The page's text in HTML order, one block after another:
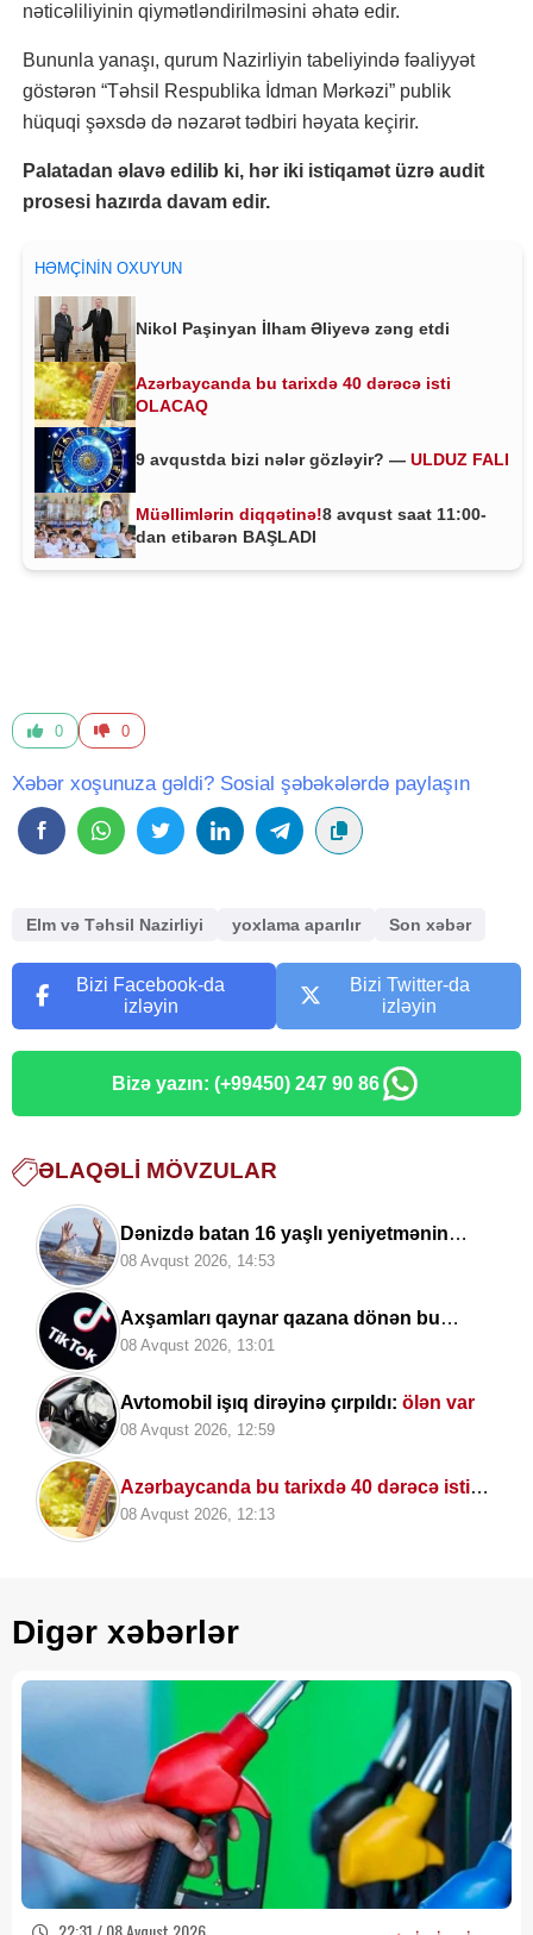
nəticəliliyinin qiymətləndirilməsini əhatə edir.
Bununla yanaşı, qurum Nazirliyin tabeliyində fəaliyyət
göstərən “Təhsil Respublika İdman Mərkəzi” publik
hüquqi şəxsdə də nəzarət tədbiri həyata keçirir.
Palatadan əlavə edilib ki, hər iki istiqamət üzrə audit
prosesi hazırda davam edir.
HƏMÇININ OXUYUN
Nikol Paşinyan İlham Əliyevə zəng etdi
Azərbaycanda bu tarixdə 40 dərəcə isti
OLACAQ
9 avqustda bizi nələr gözləyir? — ULDUZ FALI
Müəllimlərin diqqətinə!8 avqust saat 11:00-
dan etibarən BAŞLADI
0 0
Xəbər xoşunuza gəldi? Sosial şəbəkələrdə paylaşın
Elm və Təhsil Nazirliyi yoxlama aparılır Son xəbər
Bizi Facebook-da
izləyin
Bizi Twitter-da
izləyin
Bizə yazın: (+99450) 247 90 86
ƏLAQƏLI MÖVZULAR
Dənizdə batan 16 yaşlı yeniyetmənin
meyiti tapılıb
08 Avqust 2026, 14:53
Axşamları qaynar qazana dönən bu
platforma bir zümrə qadınlarla dolu olur...
08 Avqust 2026, 13:01
Avtomobil işıq dirəyinə çırpıldı: ölən var
08 Avqust 2026, 12:59
Azərbaycanda bu tarixdə 40 dərəcə isti
OLACAQ
08 Avqust 2026, 12:13
Digər xəbərlər